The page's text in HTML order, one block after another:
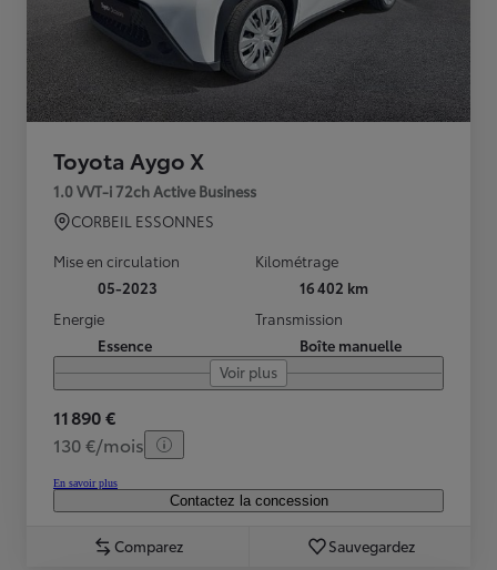
Toyota Aygo X
1.0 VVT-i 72ch Active Business
CORBEIL ESSONNES
Mise en circulation
05-2023
Kilométrage
16 402 km
Energie
Essence
Transmission
Boîte manuelle
Voir plus
11 890 €
130 €/mois
En savoir plus
Contactez la concession
Comparez Sauvegardez